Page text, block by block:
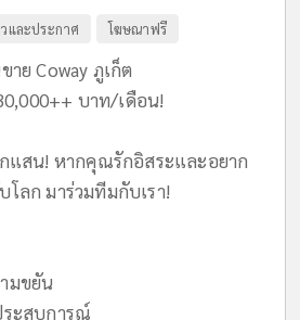
และประกาศ โฆษณาฟรี
ย Coway ภูเก็ต
บาท/เดือน!
แสน! หากคุณรักอิสระและอยาก
ลก มาร่วมทีมกับเรา!
มขยัน
ะสบการณ์